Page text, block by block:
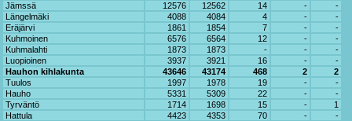
Jämssä
12576 12562 14 -
-
Längelmäki
4088 4084 4 -
-
Eräjärvi
1861 1854 7 -
-
Kuhmoinen
6576 6564 12 -
-
Kuhmalahti
1873 1873 - -
-
Luopioinen
3937 3921 16 -
-
Hauhon kihlakunta
43646 43174 468 2
2
Tuulos
1997 1978 19 -
-
Hauho
5331 5309 22 -
-
Tyrväntö
1714 1698 15 -
1
Hattula
4423 4353 70 -
-